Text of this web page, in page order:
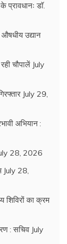
प्रावधानः डाॅ.
उद्यान
चौपालें July
July 29,
अभियान :
28, 2026
July 28,
शिविरों का क्रम
: सचिव July